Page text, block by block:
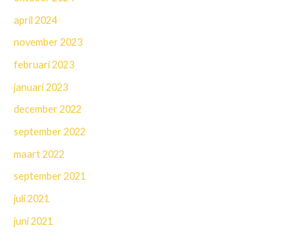
april 2024
november 2023
februari 2023
januari 2023
december 2022
september 2022
maart 2022
september 2021
juli 2021
juni 2021